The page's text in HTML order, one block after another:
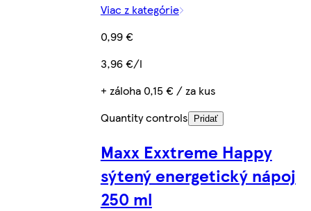
Viac z kategórie
0,99 €
3,96 €/l
+ záloha 0,15 € / za kus
Quantity controls
Pridať
Maxx Exxtreme Happy
sýtený energetický nápoj
250 ml